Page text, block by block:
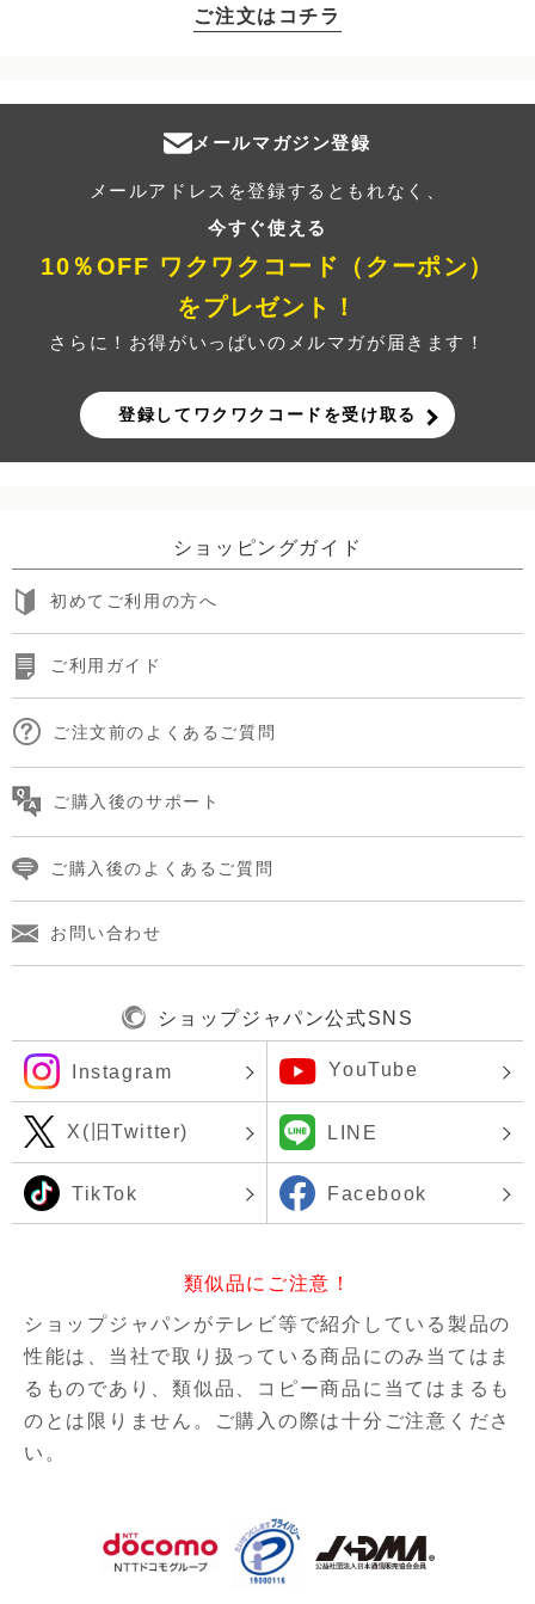
ご注文はコチラ
メールマガジン登録
メールアドレスを登録するともれなく、
今すぐ使える
10％OFF ワクワクコード（クーポン）
をプレゼント！
さらに！お得がいっぱいのメルマガが届きます！
登録してワクワクコードを受け取る
ショッピングガイド
初めてご利用の方へ
ご利用ガイド
ご注文前のよくあるご質問
ご購入後のサポート
ご購入後のよくあるご質問
お問い合わせ
ショップジャパン公式SNS
Instagram YouTube
X(旧Twitter) LINE
TikTok Facebook
類似品にご注意！
ショップジャパンがテレビ等で紹介している製品の
性能は、当社で取り扱っている商品にのみ当てはま
るものであり、類似品、コピー商品に当てはまるも
のとは限りません。ご購入の際は十分ご注意くださ
い。